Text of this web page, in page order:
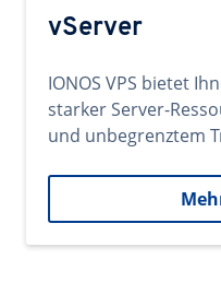
vServer
IONOS VPS bietet
starker Server-
und unbegrenztem